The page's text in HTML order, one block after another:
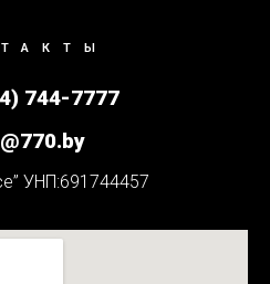
744-7777
УНП:691744457